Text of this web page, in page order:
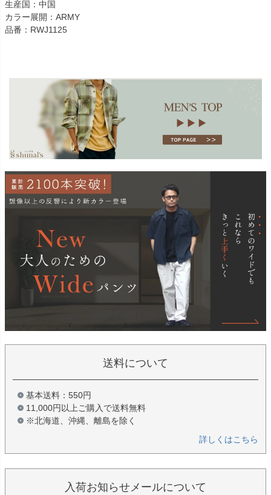
生産国：中国
カラー展開：ARMY
品番：RWJ1125
送料について
基本送料：550円
11,000円以上ご購入で送料無料
※北海道、沖縄、離島を除く
詳しくはこちら
入荷お知らせメールについて